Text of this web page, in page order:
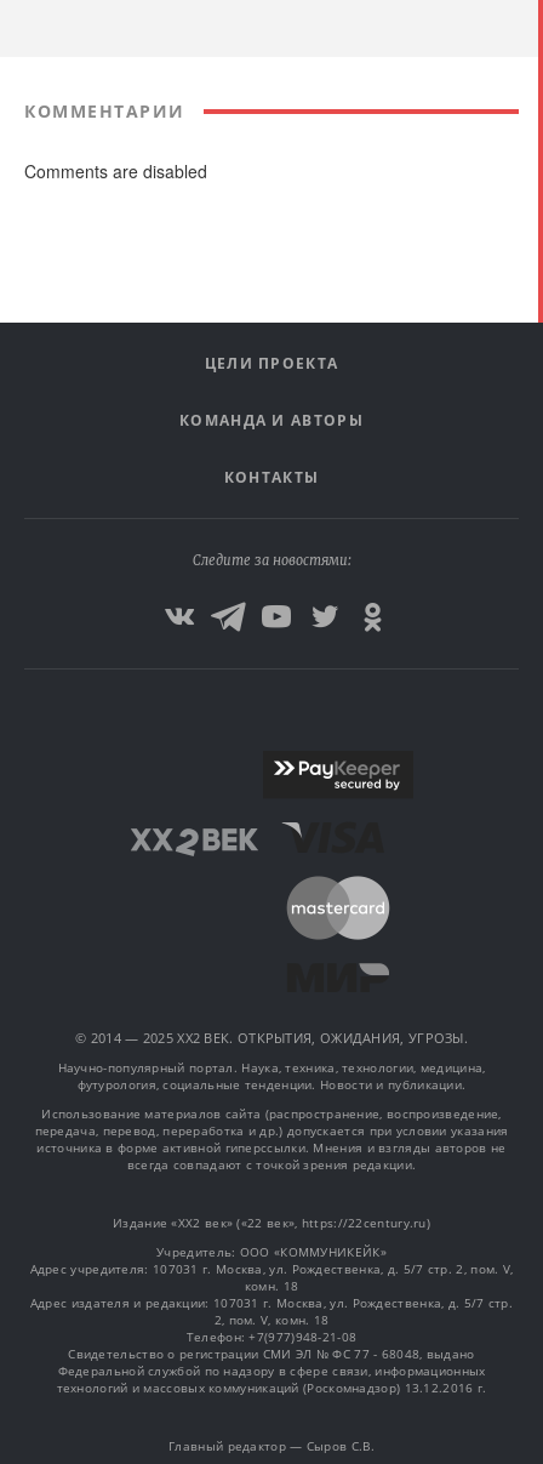
КОММЕНТАРИИ
Comments are disabled
ЦЕЛИ ПРОЕКТА
КОМАНДА И АВТОРЫ
КОНТАКТЫ
Следите за новостями:
© 2014 — 2025 XX2 ВЕК. ОТКРЫТИЯ, ОЖИДАНИЯ, УГРОЗЫ.
Научно-популярный портал. Наука, техника, технологии, медицина,
футурология, социальные тенденции. Новости и публикации.
Использование материалов сайта (распространение, воспроизведение,
передача, перевод, переработка и др.) допускается при условии указания
источника в форме активной гиперссылки. Мнения и взгляды авторов не
всегда совпадают с точкой зрения редакции.
Издание «XX2 век» («22 век», https://22century.ru)
Учредитель: OOO «КОММУНИКЕЙК»
Адрес учредителя: 107031 г. Москва, ул. Рождественка, д. 5/7 стр. 2, пом. V,
комн. 18
Адрес издателя и редакции: 107031 г. Москва, ул. Рождественка, д. 5/7 стр.
2, пом. V, комн. 18
Телефон: +7(977)948-21-08
Свидетельство о регистрации СМИ ЭЛ № ФС 77 - 68048, выдано
Федеральной службой по надзору в сфере связи, информационных
технологий и массовых коммуникаций (Роскомнадзор) 13.12.2016 г.
Главный редактор — Сыров С.В.